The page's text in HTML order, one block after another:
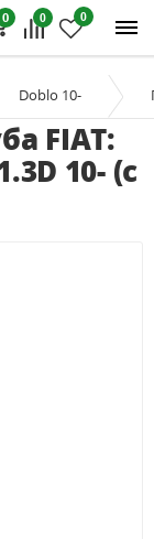
0 0
0
Doblo 10-
FIAT:
10- (с